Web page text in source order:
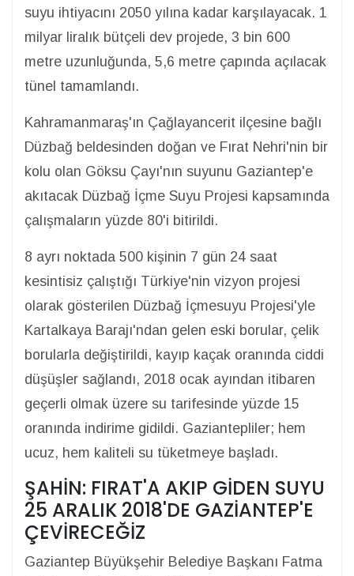
suyu ihtiyacını 2050 yılına kadar karşılayacak. 1
milyar liralık bütçeli dev projede, 3 bin 600
metre uzunluğunda, 5,6 metre çapında açılacak
tünel tamamlandı.
Kahramanmaraş'ın Çağlayancerit ilçesine bağlı
Düzbağ beldesinden doğan ve Fırat Nehri'nin bir
kolu olan Göksu Çayı'nın suyunu Gaziantep'e
akıtacak Düzbağ İçme Suyu Projesi kapsamında
çalışmaların yüzde 80'i bitirildi.
8 ayrı noktada 500 kişinin 7 gün 24 saat
kesintisiz çalıştığı Türkiye'nin vizyon projesi
olarak gösterilen Düzbağ İçmesuyu Projesi'yle
Kartalkaya Barajı'ndan gelen eski borular, çelik
borularla değiştirildi, kayıp kaçak oranında ciddi
düşüşler sağlandı, 2018 ocak ayından itibaren
geçerli olmak üzere su tarifesinde yüzde 15
oranında indirime gidildi. Gaziantepliler; hem
ucuz, hem kaliteli su tüketmeye başladı.
ŞAHİN: FIRAT'A AKIP GİDEN SUYU
25 ARALIK 2018'DE GAZİANTEP'E
ÇEVİRECEĞİZ
Gaziantep Büyükşehir Belediye Başkanı Fatma